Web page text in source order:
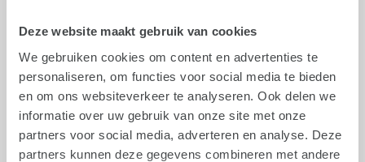
Deze website maakt gebruik van cookies
We gebruiken cookies om content en advertenties te
personaliseren, om functies voor social media te bieden
en om ons websiteverkeer te analyseren. Ook delen we
informatie over uw gebruik van onze site met onze
partners voor social media, adverteren en analyse. Deze
partners kunnen deze gegevens combineren met andere